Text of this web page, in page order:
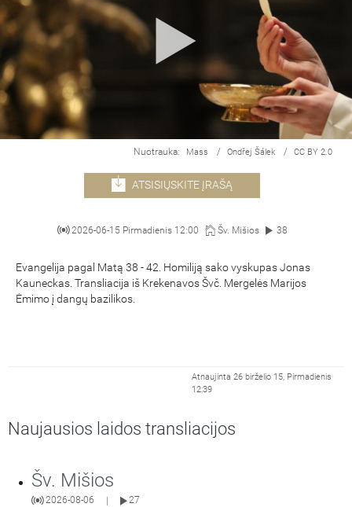
Nuotrauka: Mass / Ondřej Šálek / CC BY 2.0
ATSISIŲSKITE ĮRAŠĄ
2026-06-15 Pirmadienis 12:00 Šv. Mišios 38
Evangelija pagal Matą 38 - 42. Homiliją sako vyskupas Jonas
Kauneckas. Transliacija iš Krekenavos Švč. Mergelės Marijos
Ėmimo į dangų bazilikos.
Atnaujinta 26 birželio 15, Pirmadienis
12:39
Naujausios laidos transliacijos
Šv. Mišios
2026-08-06 27